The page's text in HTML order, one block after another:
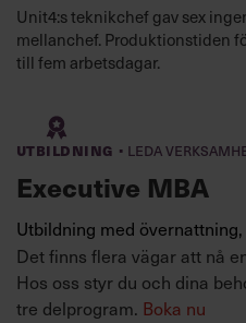
Unit4:s teknikchef gav sex
mellanchef. Produktionstiden
till fem arbetsdagar.
Utbildning · Leda
Executive MBA
Utbildning med övernattning,
Det finns flera vägar att nå
Hos oss styr du och dina
tre delprogram. Boka nu